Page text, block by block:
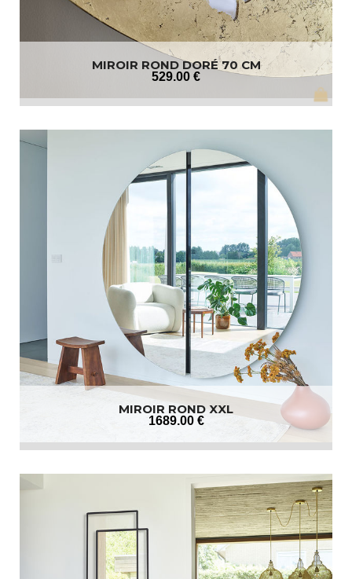
MIROIR ROND DORÉ 70 CM
529.00 €
MIROIR ROND XXL
1689.00 €